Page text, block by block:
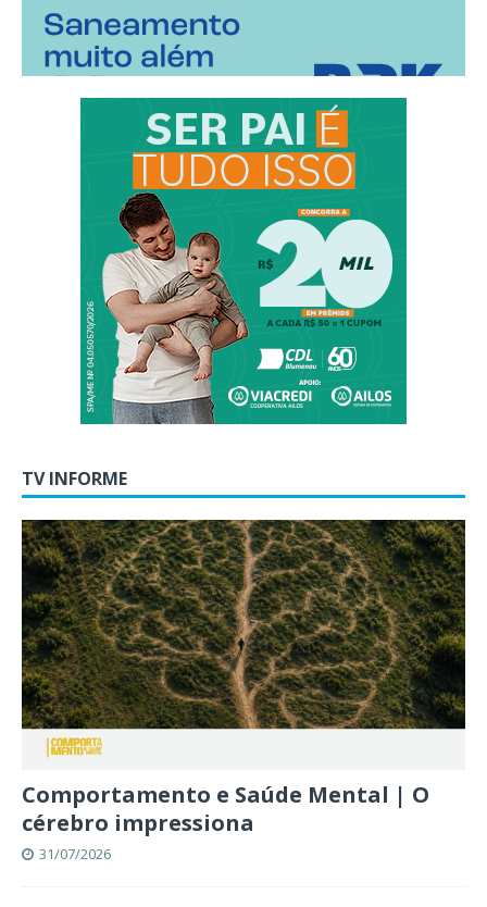
TV INFORME
Comportamento e Saúde Mental | O
cérebro impressiona
31/07/2026